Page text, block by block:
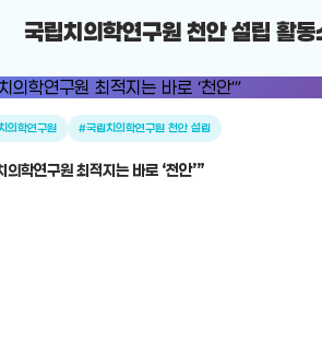
국립치의학연구원 천안 설립 활동
의학연구원 #국립치의학연구원 천안 설립
의학연구원 최적지는 바로 ‘천안’”